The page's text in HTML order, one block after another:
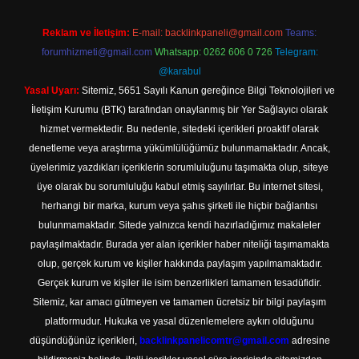
Reklam ve İletişim: E-mail: backlinkpaneli@gmail.com Teams:
forumhizmeti@gmail.com Whatsapp: 0262 606 0 726 Telegram:
@karabul
Yasal Uyarı: Sitemiz, 5651 Sayılı Kanun gereğince Bilgi Teknolojileri ve
İletişim Kurumu (BTK) tarafından onaylanmış bir Yer Sağlayıcı olarak
hizmet vermektedir. Bu nedenle, sitedeki içerikleri proaktif olarak
denetleme veya araştırma yükümlülüğümüz bulunmamaktadır. Ancak,
üyelerimiz yazdıkları içeriklerin sorumluluğunu taşımakta olup, siteye
üye olarak bu sorumluluğu kabul etmiş sayılırlar. Bu internet sitesi,
herhangi bir marka, kurum veya şahıs şirketi ile hiçbir bağlantısı
bulunmamaktadır. Sitede yalnızca kendi hazırladığımız makaleler
paylaşılmaktadır. Burada yer alan içerikler haber niteliği taşımamakta
olup, gerçek kurum ve kişiler hakkında paylaşım yapılmamaktadır.
Gerçek kurum ve kişiler ile isim benzerlikleri tamamen tesadüfidir.
Sitemiz, kar amacı gütmeyen ve tamamen ücretsiz bir bilgi paylaşım
platformudur. Hukuka ve yasal düzenlemelere aykırı olduğunu
düşündüğünüz içerikleri, backlinkpanelicomtr@gmail.com adresine